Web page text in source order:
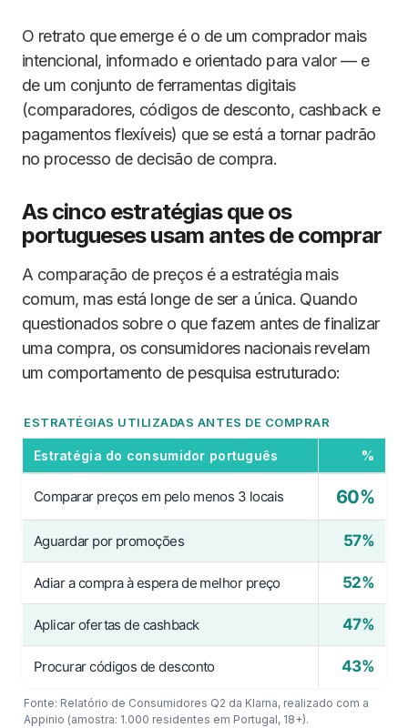
O retrato que emerge é o de um comprador mais
intencional, informado e orientado para valor — e
de um conjunto de ferramentas digitais
(comparadores, códigos de desconto, cashback e
pagamentos flexíveis) que se está a tornar padrão
no processo de decisão de compra.
As cinco estratégias que os
portugueses usam antes de comprar
A comparação de preços é a estratégia mais
comum, mas está longe de ser a única. Quando
questionados sobre o que fazem antes de finalizar
uma compra, os consumidores nacionais revelam
um comportamento de pesquisa estruturado:
ESTRATÉGIAS UTILIZADAS ANTES DE COMPRAR
Estratégia do consumidor português %
Comparar preços em pelo menos 3 locais 60%
Aguardar por promoções 57%
Adiar a compra à espera de melhor preço 52%
Aplicar ofertas de cashback 47%
Procurar códigos de desconto 43%
Fonte: Relatório de Consumidores Q2 da Klarna, realizado com a
Appinio (amostra: 1.000 residentes em Portugal, 18+).